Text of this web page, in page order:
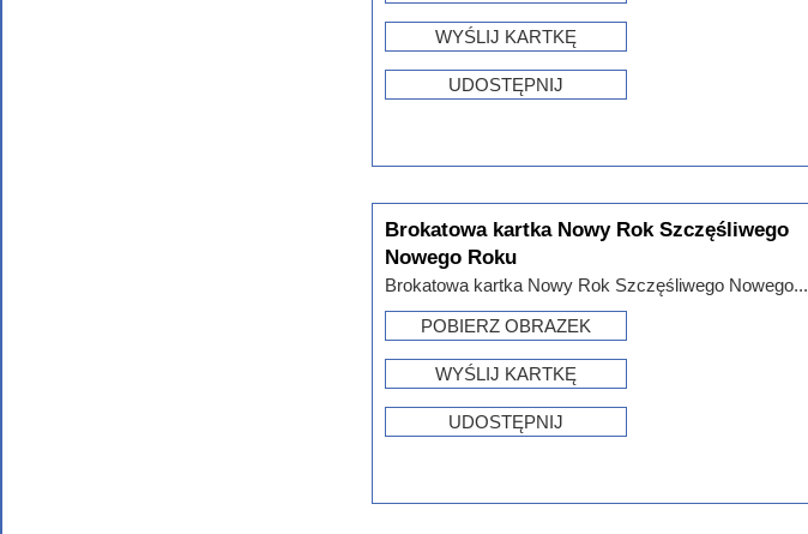
WYŚLIJ KARTKĘ
UDOSTĘPNIJ
Brokatowa kartka Nowy Rok Szczęśliwego
Nowego Roku
Brokatowa kartka Nowy Rok Szczęśliwego Nowego...
POBIERZ OBRAZEK
WYŚLIJ KARTKĘ
UDOSTĘPNIJ